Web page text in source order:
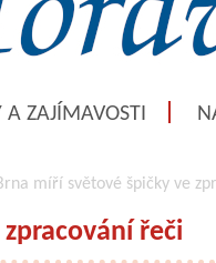
A ZAJÍMAVOSTI
míří světové špičky ve
řeči